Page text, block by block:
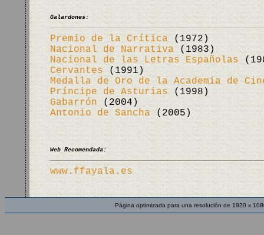
Galardones:
Premio de la Crítica (1972)
Nacional de Narrativa (1983)
Nacional de las Letras Españolas
Cervantes (1991)
Medalla de Oro de la Academia de
Príncipe de Asturias (1998)
Gabarrón (2004)
Antonio de Sancha(2005)
Web Recomendada:
www.ffayala.es
Página optimizada para una resolución de 1920 x